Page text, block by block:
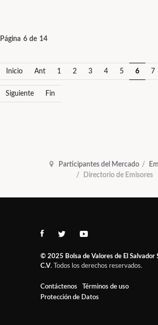
Página 6 de 14
Inicio Ant 1 2 3 4 5 6 7
Siguiente Fin
Participantes del Mercado
Directorio de Emisores
© 2025 Bolsa de Valores de El Salvador
C.V. Todos los derechos reservados.
Contáctenos
Términos de uso
Protección de Datos